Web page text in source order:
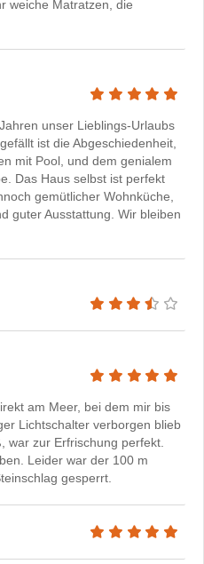
weiche Matratzen, die
unser Lieblings-Urlaubs
ist die Abgeschiedenheit,
mit Pool, und dem genialem
Das Haus selbst ist perfekt
gemütlicher Wohnküche,
guter Ausstattung. Wir bleiben
am Meer, bei dem mir bis
Lichtschalter verborgen blieb
war zur Erfrischung perfekt.
Leider war der 100 m
gesperrt.